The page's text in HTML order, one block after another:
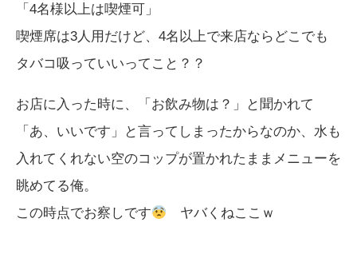
「4名様以上は喫煙可」
喫煙席は3人用だけど、4名以上で来店ならどこでも
タバコ吸っていいってこと？？
お店に入った時に、「お飲み物は？」と聞かれて
「あ、いいです」と言ってしまったからなのか、水も
入れてくれない空のコップが置かれたままメニューを
眺めてる俺。
この時点でお察しです
ヤバくねここｗ